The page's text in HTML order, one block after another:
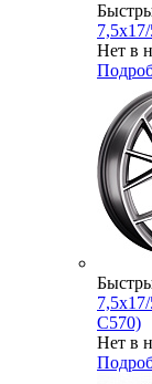
Нет в
C570)
Нет в